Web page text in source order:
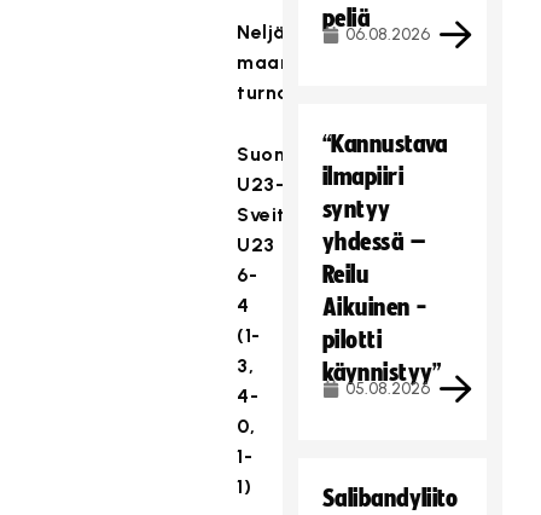
Neljän
maan
turnaus
Suomi
U23–
Sveitsi
U23
6-
4
(1-
3,
4-
0,
1-
1)
peliä
06.08.2026
“Kannustava
ilmapiiri
syntyy
yhdessä –
Reilu
Aikuinen -
pilotti
käynnistyy”
05.08.2026
Salibandyliito